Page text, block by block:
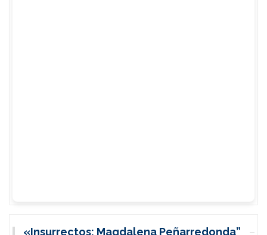
«Insurrectos: Magdalena Peñarredonda”